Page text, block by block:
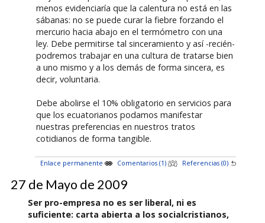
menos evidenciaría que la calentura no está en las
sábanas: no se puede curar la fiebre forzando el
mercurio hacia abajo en el termómetro con una
ley. Debe permitirse tal sinceramiento y así -recién-
podremos trabajar en una cultura de tratarse bien
a uno mismo y a los demás de forma sincera, es
decir, voluntaria.
Debe abolirse el 10% obligatorio en servicios para
que los ecuatorianos podamos manifestar
nuestras preferencias en nuestros tratos
cotidianos de forma tangible.
Enlace permanente Comentarios (1) Referencias (0)
27 de Mayo de 2009
Ser pro-empresa no es ser liberal, ni es
suficiente: carta abierta a los socialcristianos,